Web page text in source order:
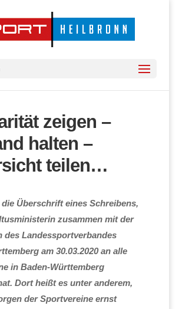
zeigen –
halten –
teilen…
Überschrift eines Schreibens,
zusammen mit der
des Landessportverbandes
am 30.03.2020 an alle
in Baden-Württemberg
Dort heißt es unter anderem,
der Sportvereine ernst